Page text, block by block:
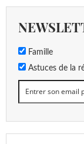
Famille
Astuces de la